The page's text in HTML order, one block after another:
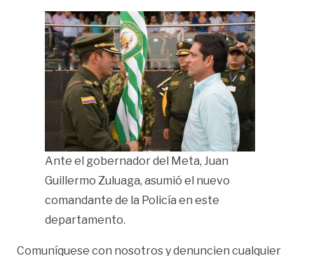
Ante el gobernador del Meta, Juan
Guillermo Zuluaga, asumió el nuevo
comandante de la Policía en este
departamento.
Comuníquese con nosotros y denuncien cualquier